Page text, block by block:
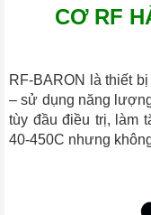
CƠ RF
RF-BARON là thiết
– sử dụng năng
tùy đầu điều trị, làm
40-450C nhưng